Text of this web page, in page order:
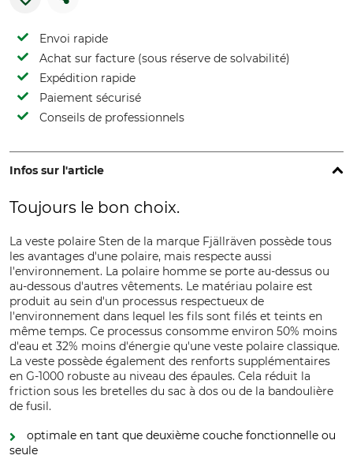
Envoi rapide
Achat sur facture (sous réserve de solvabilité)
Expédition rapide
Paiement sécurisé
Conseils de professionnels
Infos sur l'article
Toujours le bon choix.
La veste polaire Sten de la marque Fjällräven possède tous
les avantages d'une polaire, mais respecte aussi
l'environnement. La polaire homme se porte au-dessus ou
au-dessous d'autres vêtements. Le matériau polaire est
produit au sein d'un processus respectueux de
l'environnement dans lequel les fils sont filés et teints en
même temps. Ce processus consomme environ 50% moins
d'eau et 32% moins d'énergie qu'une veste polaire classique.
La veste possède également des renforts supplémentaires
en G-1000 robuste au niveau des épaules. Cela réduit la
friction sous les bretelles du sac à dos ou de la bandoulière
de fusil.
optimale en tant que deuxième couche fonctionnelle ou
seule